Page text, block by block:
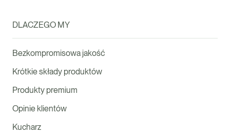
DLACZEGO MY
Bezkompromisowa jakość
Krótkie składy produktów
Produkty premium
Opinie klientów
Kucharz